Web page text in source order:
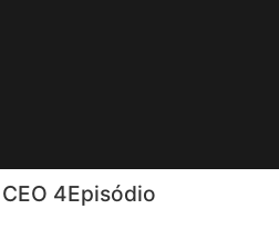
4Episódio